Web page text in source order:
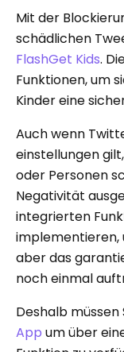
Mit der
schädlichen
FlashGet Kids.
Funktionen, um
Kinder eine
Auch wenn
einstellungen
oder Personen
Negativität
integrierten
implementieren,
aber das
noch einmal
Deshalb
App um über